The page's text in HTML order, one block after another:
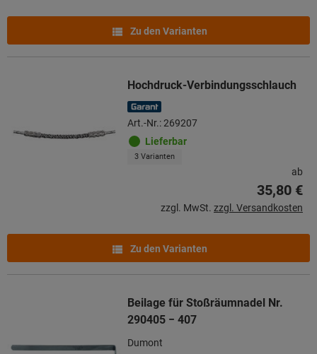
Zu den Varianten
Hochdruck-Verbindungsschlauch
Art.-Nr.: 269207
Lieferbar
3 Varianten
ab
35,80 €
zzgl. MwSt. zzgl. Versandkosten
Zu den Varianten
Beilage für Stoßräumnadel Nr.
290405 − 407
Dumont